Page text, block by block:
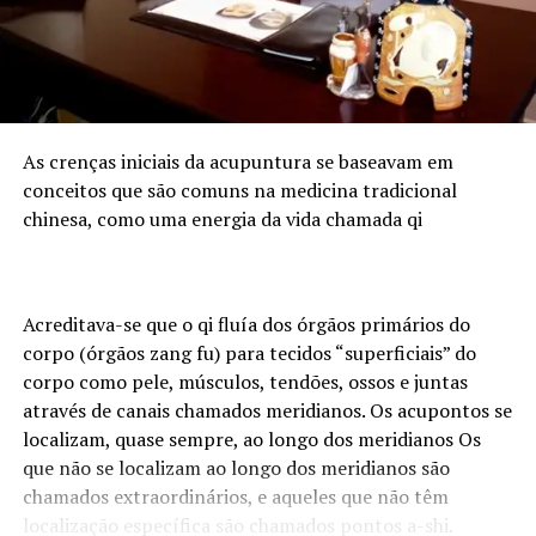
para você”.
Separe um tempo para meditação e/ou terapia,
pois é importante ter com quem conversar e
desabafar.
Planeje um tempo para fazer uma massagem – ou
até mesmo uma automassagem é uma ação de
autocuidado.
recomenda a psicóloga.
Sobre Monique Stony
Monique Stony é psicóloga e possui mais de 15 anos de
experiência atuando como executiva de Recursos
Humanos em organizações multinacionais e apoiando o
desenvolvimento pessoal e profissional de mulheres. Faz
As crenças iniciais da acupuntura se baseavam em
conceitos que são comuns na medicina tradicional
chinesa, como uma energia da vida chamada qi
Acreditava-se que o qi fluía dos órgãos primários do
corpo (órgãos zang fu) para tecidos “superficiais” do
corpo como pele, músculos, tendões, ossos e juntas
através de canais chamados meridianos. Os acupontos se
localizam, quase sempre, ao longo dos meridianos Os
que não se localizam ao longo dos meridianos são
chamados extraordinários, e aqueles que não têm
localização específica são chamados pontos a-shi.